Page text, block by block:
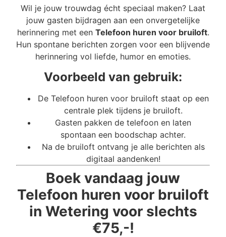
Wil je jouw trouwdag écht speciaal maken? Laat
jouw gasten bijdragen aan een onvergetelijke
herinnering met een Telefoon huren voor bruiloft.
Hun spontane berichten zorgen voor een blijvende
herinnering vol liefde, humor en emoties.
Voorbeeld van gebruik:
De Telefoon huren voor bruiloft staat op een
centrale plek tijdens je bruiloft.
Gasten pakken de telefoon en laten
spontaan een boodschap achter.
Na de bruiloft ontvang je alle berichten als
digitaal aandenken!
Boek vandaag jouw
Telefoon huren voor bruiloft
in Wetering voor slechts
€75,-!